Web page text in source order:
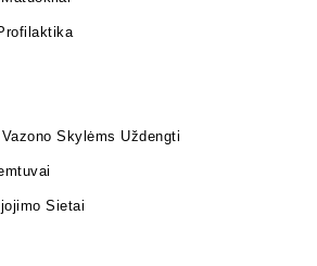
Skylėms Uždengti
Sietai